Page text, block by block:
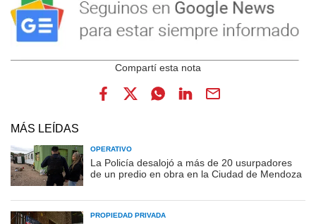
MÁS LEÍDAS
OPERATIVO
La Policía desalojó a más de 20 usurpadores
de un predio en obra en la Ciudad de Mendoza
PROPIEDAD PRIVADA